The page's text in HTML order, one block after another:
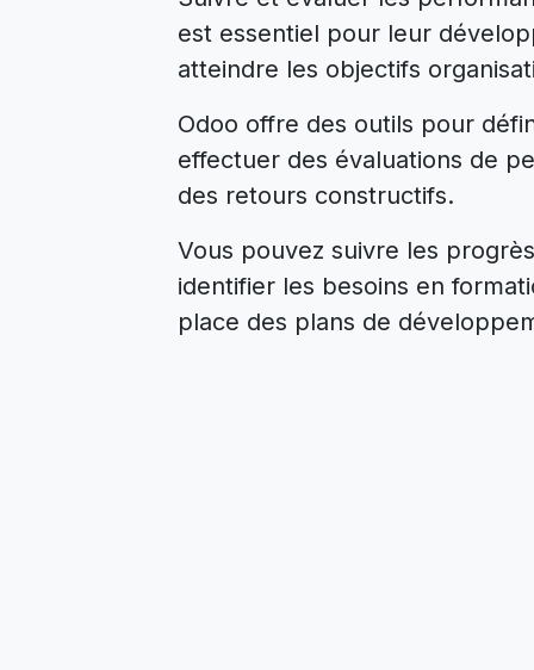
est essentiel pour leur
atteindre les objectifs
Odoo offre des outils pour
effectuer des évaluations de
des retours constructifs.
Vous pouvez suivre les
identifier les besoins en
place des plans de